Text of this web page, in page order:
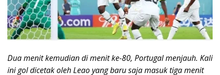
Dua menit kemudian di menit ke-80, Portugal menjauh. Kali
ini gol dicetak oleh Leao yang baru saja masuk tiga menit